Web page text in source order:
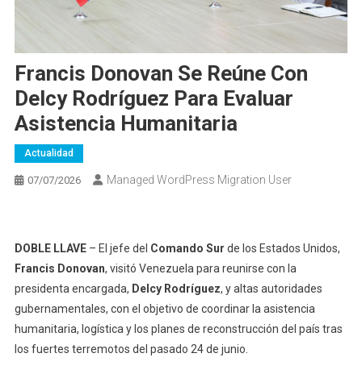
Francis Donovan Se Reúne Con
Delcy Rodríguez Para Evaluar
Asistencia Humanitaria
Actualidad
07/07/2026 Managed WordPress Migration User
DOBLE LLAVE– El jefe del Comando Sur de los Estados Unidos,
Francis Donovan, visitó Venezuela para reunirse con la
presidenta encargada, Delcy Rodríguez, y altas autoridades
gubernamentales, con el objetivo de coordinar la asistencia
humanitaria, logística y los planes de reconstrucción del país tras
los fuertes terremotos del pasado 24 de junio.